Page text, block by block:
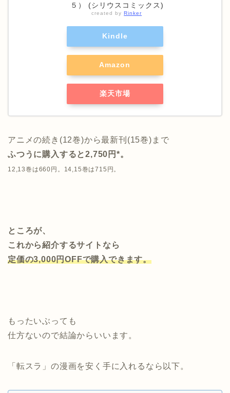
５） (シリウスコミックス)
created byRinker
Kindle
Amazon
楽天市場
アニメの続き(12巻)から最新刊(15巻)まで
ふつうに購入すると2,750円*。
12,13巻は660円。14,15巻は715円。
ところが、
これから紹介するサイトなら
定価の3,000円OFFで購入できます。
もったいぶっても
仕方ないので結論からいいます。
「転スラ」の漫画を安く手に入れるなら以下。